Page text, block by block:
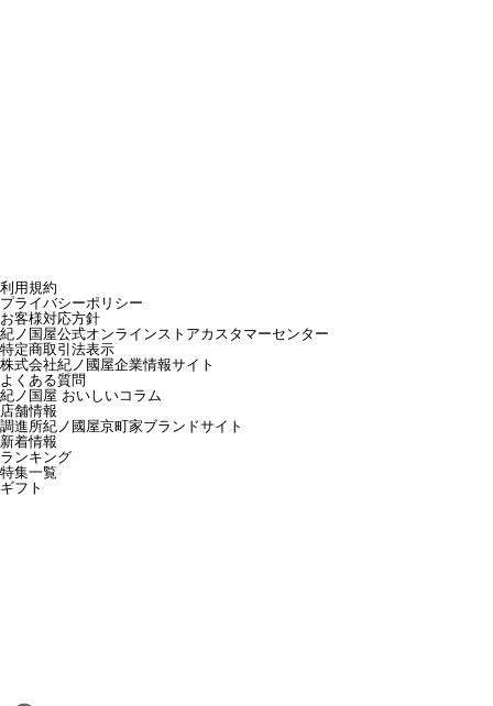
利用規約
プライバシーポリシー
お客様対応方針
紀ノ国屋公式オンラインストアカスタマーセンター
特定商取引法表示
株式会社紀ノ國屋企業情報サイト
よくある質問
紀ノ国屋 おいしいコラム
店舗情報
調進所紀ノ國屋京町家ブランドサイト
新着情報
ランキング
特集一覧
ギフト